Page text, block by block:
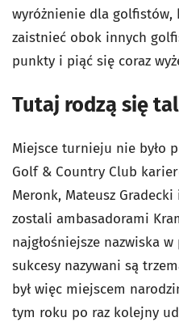
wyróżnienie dla golfistów,
zaistnieć obok innych
punkty i piąć się coraz
Tutaj rodzą się
Miejsce turnieju nie było
Golf & Country Club
Meronk, Mateusz
zostali ambasadorami
najgłośniejsze nazwiska
sukcesy nazywani są
był więc miejscem
tym roku po raz kolejny